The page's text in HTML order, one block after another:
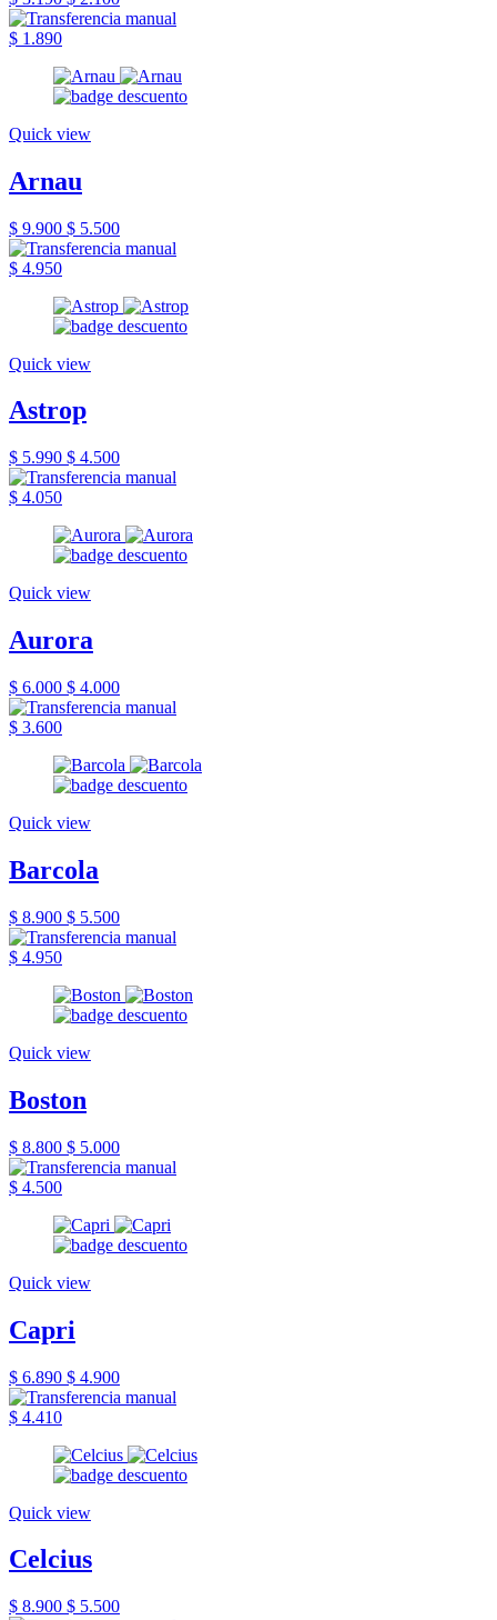
$ 1.890
Quick view
Arnau
$ 9.900 $ 5.500
$ 4.950
Quick view
Astrop
$ 5.990 $ 4.500
$ 4.050
Quick view
Aurora
$ 6.000 $ 4.000
$ 3.600
Quick view
Barcola
$ 8.900 $ 5.500
$ 4.950
Quick view
Boston
$ 8.800 $ 5.000
$ 4.500
Quick view
Capri
$ 6.890 $ 4.900
$ 4.410
Quick view
Celcius
$ 8.900 $ 5.500